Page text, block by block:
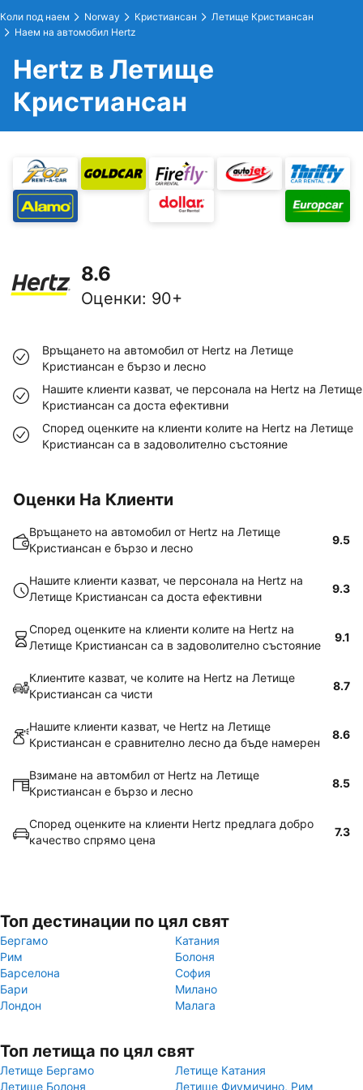
Коли под наем Norway Кристиансан
Летище Кристиансан
Наем на автомобил Hertz
Hertz в Летище
Кристиансан
8.6
Оценки: 90+
Връщането на автомобил от Hertz на Летище
Кристиансан е бързо и лесно
Нашите клиенти казват, че персонала на Hertz на Летище
Кристиансан са доста ефективни
Според оценките на клиенти колите на Hertz на Летище
Кристиансан са в задоволително състояние
Оценки На Клиенти
Връщането на автомобил от Hertz на Летище
Кристиансан е бързо и лесно
9.5
Нашите клиенти казват, че персонала на Hertz на
Летище Кристиансан са доста ефективни
9.3
Според оценките на клиенти колите на Hertz на
Летище Кристиансан са в задоволително състояние
9.1
Клиентите казват, че колите на Hertz на Летище
Кристиансан са чисти
8.7
Нашите клиенти казват, че Hertz на Летище
Кристиансан е сравнително лесно да бъде намерен
8.6
Взимане на автомбил от Hertz на Летище
Кристиансан е бързо и лесно
8.5
Според оценките на клиенти Hertz предлага добро
качество спрямо цена
7.3
Топ дестинации по цял свят
Бергамо
Катания
Рим
Болоня
Барселона
София
Бари
Милано
Лондон
Малага
Топ летища по цял свят
Летище Бергамо
Летище Катания
Летище Болоня
Летище Фиумичино, Рим